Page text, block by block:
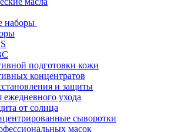
наборы
подготовки кожи
концентратов
и защиты
ухода
от солнца
сыворотки
масок